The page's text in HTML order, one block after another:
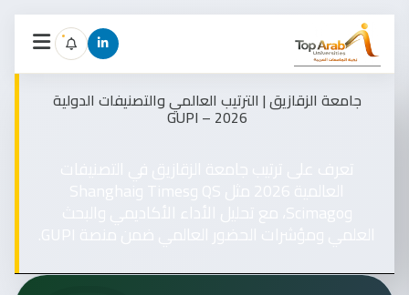
جامعة الزقازيق | الترتيب العالمي والتصنيفات الدولية
2026 – GUPI